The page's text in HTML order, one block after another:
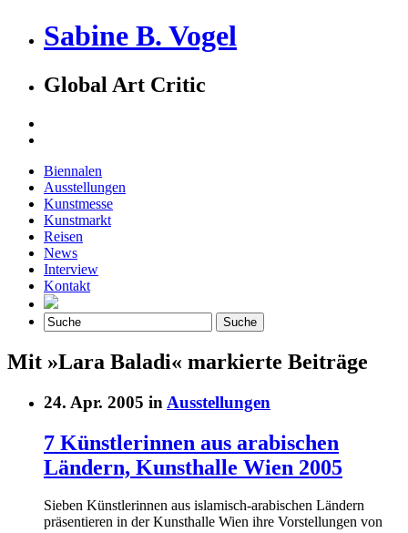
Sabine B. Vogel
Global Art Critic
Biennalen
Ausstellungen
Kunstmesse
Kunstmarkt
Reisen
News
Interview
Kontakt
Mit »Lara Baladi« markierte Beiträge
24. Apr. 2005 in Ausstellungen
7 Künstlerinnen aus arabischen
Ländern, Kunsthalle Wien 2005
Sieben Künstlerinnen aus islamisch-arabischen Ländern
präsentieren in der Kunsthalle Wien ihre Vorstellungen von